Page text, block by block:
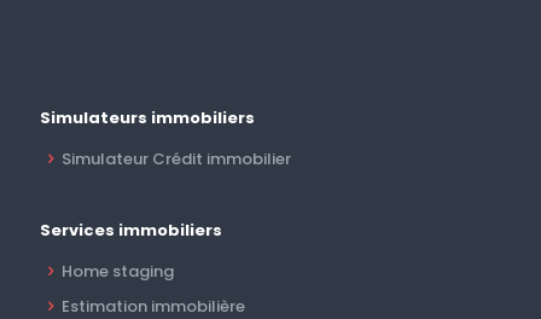
Simulateurs immobiliers
Simulateur Crédit immobilier
Services immobiliers
Home staging
Estimation immobilière